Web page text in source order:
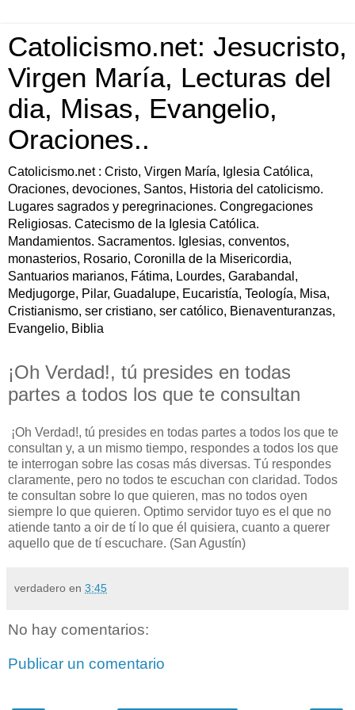
Catolicismo.net: Jesucristo,
Virgen María, Lecturas del
dia, Misas, Evangelio,
Oraciones..
Catolicismo.net : Cristo, Virgen María, Iglesia Católica,
Oraciones, devociones, Santos, Historia del catolicismo.
Lugares sagrados y peregrinaciones. Congregaciones
Religiosas. Catecismo de la Iglesia Católica.
Mandamientos. Sacramentos. Iglesias, conventos,
monasterios, Rosario, Coronilla de la Misericordia,
Santuarios marianos, Fátima, Lourdes, Garabandal,
Medjugorge, Pilar, Guadalupe, Eucaristía, Teología, Misa,
Cristianismo, ser cristiano, ser católico, Bienaventuranzas,
Evangelio, Biblia
¡Oh Verdad!, tú presides en todas
partes a todos los que te consultan
¡Oh Verdad!, tú presides en todas partes a todos los que te
consultan y, a un mismo tiempo, respondes a todos los que
te interrogan sobre las cosas más diversas. Tú respondes
claramente, pero no todos te escuchan con claridad. Todos
te consultan sobre lo que quieren, mas no todos oyen
siempre lo que quieren. Optimo servidor tuyo es el que no
atiende tanto a oir de tí lo que él quisiera, cuanto a querer
aquello que de tí escuchare. (San Agustín)
verdadero en 3:45
No hay comentarios:
Publicar un comentario